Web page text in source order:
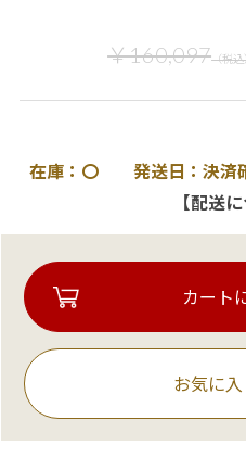
￥160,097（税込
在庫：〇 発送日：決済
【配送
お気に